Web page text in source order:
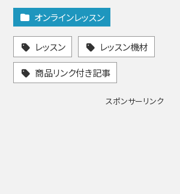
オンラインレッスン
レッスン レッスン機材
商品リンク付き記事
スポンサーリンク